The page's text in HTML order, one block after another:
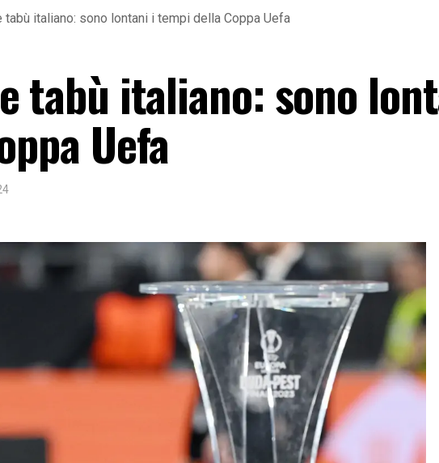
tabù italiano: sono lontani i tempi della Coppa Uefa
tabù italiano: sono
Uefa